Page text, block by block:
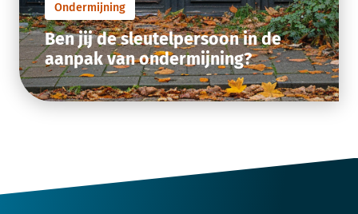
Ondermijning
Ben jij de sleutelpersoon in de
aanpak van ondermijning?